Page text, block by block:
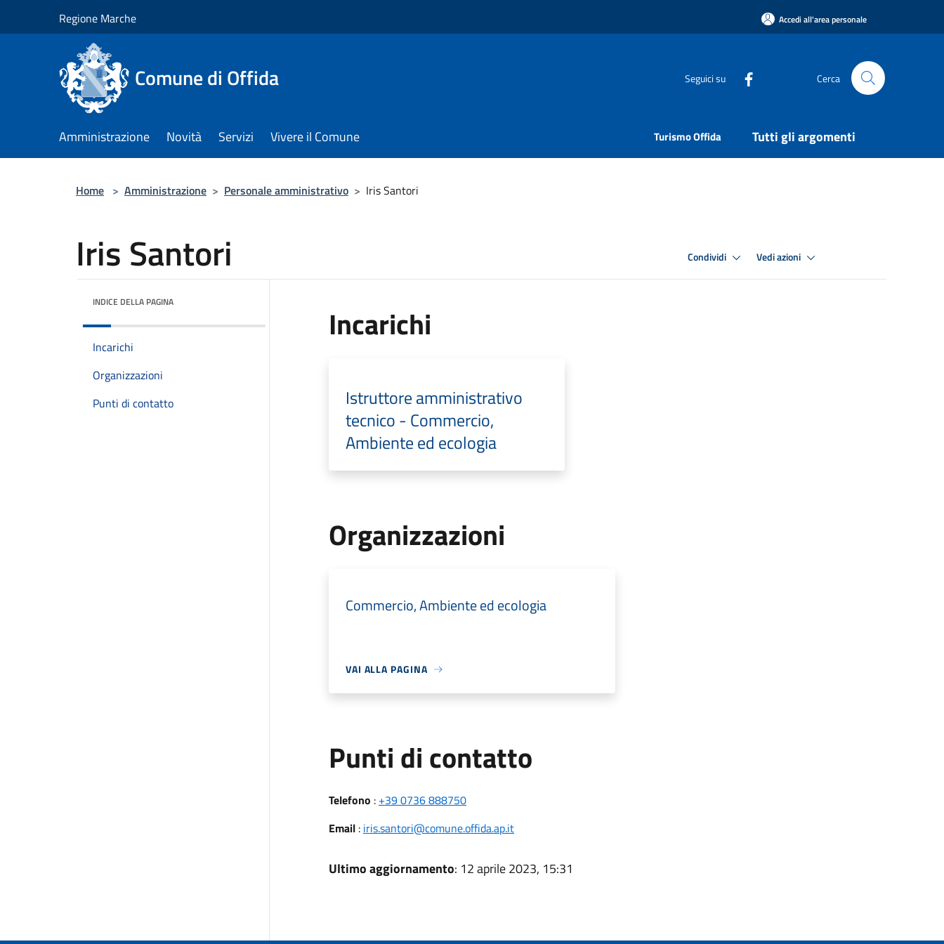
Regione Marche Accedi all'area personale
Comune di Offida Seguici su Cerca
Amministrazione Novità Servizi Vivere il Comune Turismo Offida Tutti gli argomenti
Home > Amministrazione > Personale amministrativo > Iris Santori
Iris Santori Condividi Vedi azioni
INDICE DELLA PAGINA
Incarichi
Organizzazioni
Punti di contatto
Incarichi
Istruttore amministrativo
tecnico - Commercio,
Ambiente ed ecologia
Organizzazioni
Commercio, Ambiente ed ecologia
VAI ALLA PAGINA
Punti di contatto
Telefono : +39 0736 888750
Email: iris.santori@comune.offida.ap.it
Ultimo aggiornamento: 12 aprile 2023, 15:31